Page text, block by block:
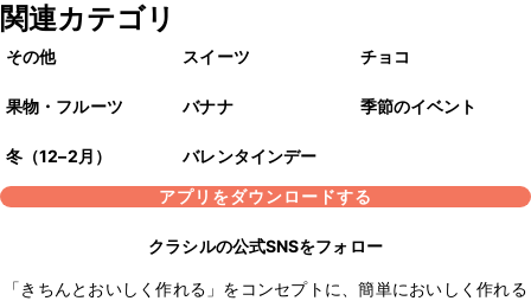
関連カテゴリ
その他 スイーツ チョコ
果物・フルーツ バナナ 季節のイベント
冬（12–2月）
バレンタインデー
アプリをダウンロードする
クラシルの公式SNSをフォロー
「きちんとおいしく作れる」をコンセプトに、簡単においしく作れる